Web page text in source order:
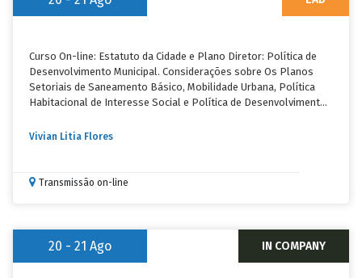
Curso On-line: Estatuto da Cidade e Plano Diretor: Política de
Desenvolvimento Municipal. Considerações sobre Os Planos
Setoriais de Saneamento Básico, Mobilidade Urbana, Política
Habitacional de Interesse Social e Política de Desenvolvimento
Vivian Litia Flores
Transmissão on-line
20 - 21Ago IN COMPANY